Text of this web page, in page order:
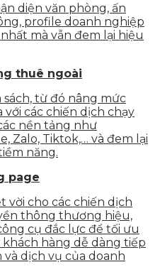
diện văn phòng, ấn
profile doanh nghiệp
mà vẫn đem lại hiệu
thuê ngoài
từ đó nâng mức
các chiến dịch chạy
nền tảng như
Zalo, Tiktok,… và đem lại
năng.
page
vời cho các chiến dịch
thông thương hiệu,
cụ đắc lực để tối ưu
hàng dễ dàng tiếp
và dịch vụ của doanh